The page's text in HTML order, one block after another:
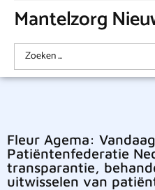
Mantelzorg
Fleur Agema:
Patiëntenfederatie
transparantie,
uitwisselen van